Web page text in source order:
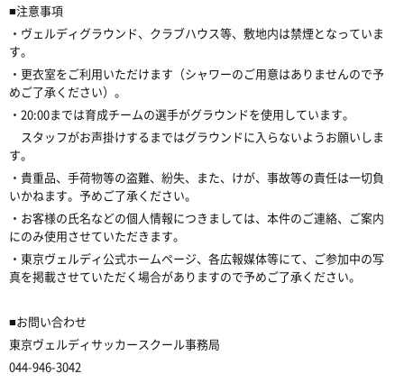
■注意事項
・ヴェルディグラウンド、クラブハウス等、敷地内は禁煙となっていま
す。
・更衣室をご利用いただけます（シャワーのご用意はありませんので予
めご了承ください）。
・20:00までは育成チームの選手がグラウンドを使用しています。
スタッフがお声掛けするまではグラウンドに入らないようお願いしま
す。
・貴重品、手荷物等の盗難、紛失、また、けが、事故等の責任は一切負
いかねます。予めご了承ください。
・お客様の氏名などの個人情報につきましては、本件のご連絡、ご案内
にのみ使用させていただきます。
・東京ヴェルディ公式ホームページ、各広報媒体等にて、ご参加中の写
真を掲載させていただく場合がありますので予めご了承ください。
■お問い合わせ
東京ヴェルディサッカースクール事務局
044-946-3042